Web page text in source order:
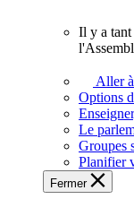
voir,
apprendre
et
à
Il y a tant
Aller
Options
Le
Groupes
Planifier
Fermer